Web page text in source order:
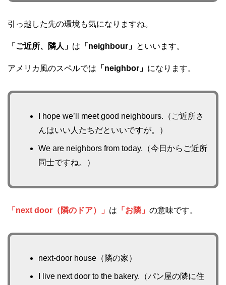
引っ越した先の環境も気になりますね。
「ご近所、隣人」 は 「neighbour」 といいます。
アメリカ風のスペルでは 「neighbor」 になります。
I hope we’ll meet good neighbours.（ご近所さ
んはいい人たちだといいですが。）
We are neighbors from today.（今日からご近所
同士ですね。）
「next door（隣のドア）」 は 「お隣」 の意味です。
next-door house（隣の家）
I live next door to the bakery.（パン屋の隣に住